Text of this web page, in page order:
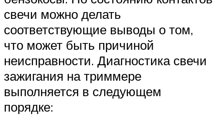
свечи можно делать
соответствующие выводы о том,
что может быть причиной
неисправности. Диагностика свечи
зажигания на триммере
выполняется в следующем
порядке: